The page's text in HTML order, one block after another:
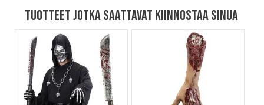
Tuotteet jotka saattavat kiinnostaa sinua